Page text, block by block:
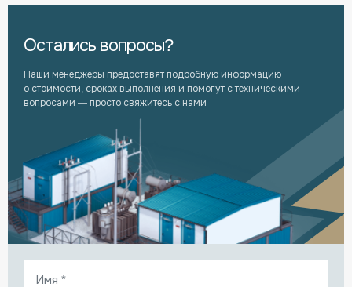
Остались вопросы?
Наши менеджеры предоставят подробную информацию
о стоимости, сроках выполнения и помогут с техническими
вопросами — просто свяжитесь с нами